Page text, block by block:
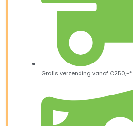
Gratis verzending vanaf €250,-*